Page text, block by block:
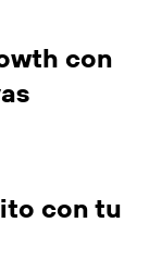
con
con tu